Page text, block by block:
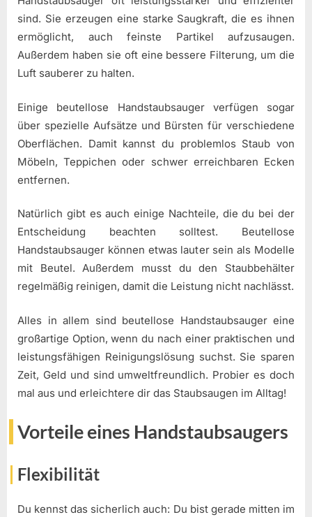
sind. Sie erzeugen eine starke Saugkraft, die es ihnen
ermöglicht, auch feinste Partikel aufzusaugen.
Außerdem haben sie oft eine bessere Filterung, um die
Luft sauberer zu halten.
Einige beutellose Handstaubsauger verfügen sogar
über spezielle Aufsätze und Bürsten für verschiedene
Oberflächen. Damit kannst du problemlos Staub von
Möbeln, Teppichen oder schwer erreichbaren Ecken
entfernen.
Natürlich gibt es auch einige Nachteile, die du bei der
Entscheidung beachten solltest. Beutellose
Handstaubsauger können etwas lauter sein als Modelle
mit Beutel. Außerdem musst du den Staubbehälter
regelmäßig reinigen, damit die Leistung nicht nachlässt.
Alles in allem sind beutellose Handstaubsauger eine
großartige Option, wenn du nach einer praktischen und
leistungsfähigen Reinigungslösung suchst. Sie sparen
Zeit, Geld und sind umweltfreundlich. Probier es doch
mal aus und erleichtere dir das Staubsaugen im Alltag!
Vorteile eines Handstaubsaugers
Flexibilität
Du kennst das sicherlich auch: Du bist gerade mitten im